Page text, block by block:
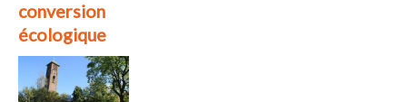
conversion
écologique